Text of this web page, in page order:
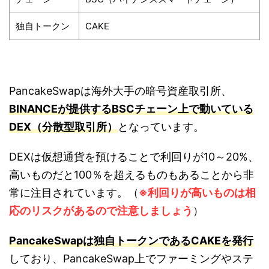
独自トークン CAKE
PancakeSwapは海外大手の暗号資産取引所、
BINANCEが提供するBSCチェーン上で動いている
DEX（分散型取引所）となっています。
DEXは仮想通貨を預けることで利回りが10～20%、
高いものだと100％を超えるものもあることから非
常に注目されています。（※利回りが高いものは相
応のリスクがあるので注意しましょう ）
PancakeSwapは独自トークンであるCAKEを発行
しており、PancakeSwap上でファーミングやステ